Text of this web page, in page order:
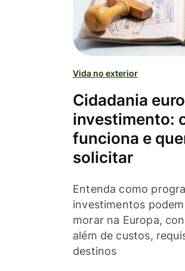
Vida no exterior
Cidadania
investimento:
funciona e
solicitar
Entenda como
investimentos
morar na Europa,
além de custos,
destinos